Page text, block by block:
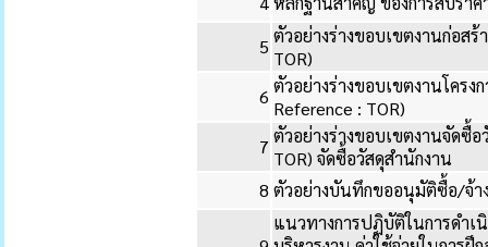
5 ตัวอย่างร่างขอบเขตงานก่อสร้
TOR)
6 ตัวอย่างร่างขอบเขตงานโครง
Reference : TOR)
7 ตัวอย่างร่างขอบเขตงานจัดซื้
TOR) จัดซื้อวัสดุสำนักงาน
8 ตัวอย่างบันทึกขออนุมัติซื้อ/จ้า
แนวทางการปฏิบัติในการดำเ